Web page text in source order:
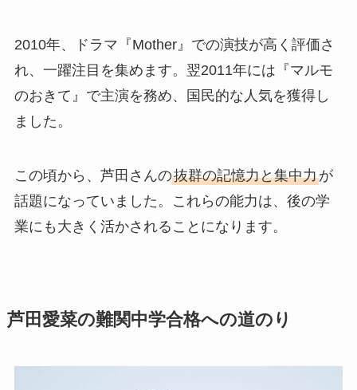
2010年、ドラマ『Mother』での演技が高く評価さ
れ、一躍注目を集めます。翌2011年には『マルモ
のおきて』で主演を務め、国民的な人気を獲得し
ました。
この頃から、芦田さんの抜群の記憶力と集中力が
話題になっていました。これらの能力は、後の学
業にも大きく活かされることになります。
芦田愛菜の難関中学合格への道のり